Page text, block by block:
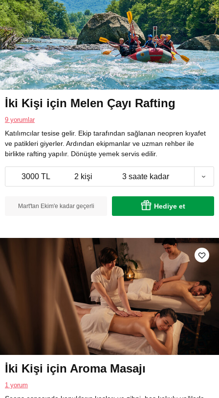
İki Kişi için Melen Çayı Rafting
9 yorumlar
Katılımcılar tesise gelir. Ekip tarafından sağlanan neopren kıyafet
ve patikleri giyerler. Ardından ekipmanlar ve uzman rehber ile
birlikte rafting yapılır. Dönüşte yemek servis edilir.
3000 TL 2 kişi 3 saate kadar
Mart'tan Ekim'e kadar geçerli Hediye et
İki Kişi için Aroma Masajı
1 yorum